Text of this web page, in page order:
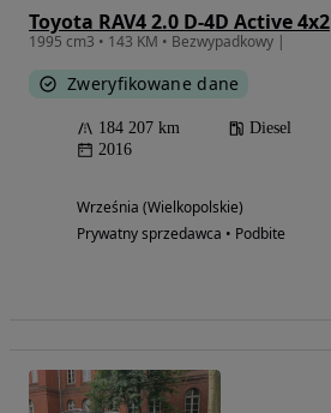
Toyota RAV4 2.0 D-4D Active 4x2
1995 cm3 • 143 KM • Bezwypadkowy |
Zweryfikowane dane
184 207 km Diesel
2016
Września (Wielkopolskie)
Prywatny sprzedawca • Podbite